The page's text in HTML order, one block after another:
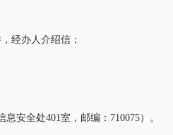
经办人介绍信；
息安全处401室，邮编： 710075）。